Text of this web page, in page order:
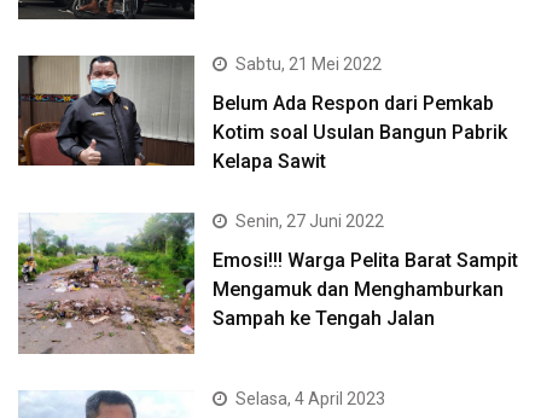
Sabtu, 21 Mei 2022
Belum Ada Respon dari Pemkab
Kotim soal Usulan Bangun Pabrik
Kelapa Sawit
Senin, 27 Juni 2022
Emosi!!! Warga Pelita Barat Sampit
Mengamuk dan Menghamburkan
Sampah ke Tengah Jalan
Selasa, 4 April 2023